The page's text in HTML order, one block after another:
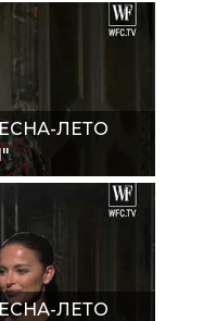
ЛЕТО
ЛЕТО